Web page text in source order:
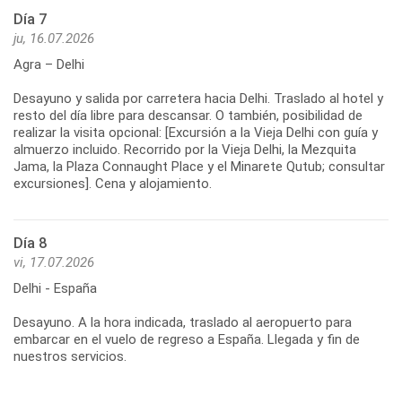
Día 7
ju, 16.07.2026
Agra – Delhi
Desayuno y salida por carretera hacia Delhi. Traslado al hotel y
resto del día libre para descansar. O también, posibilidad de
realizar la visita opcional: [Excursión a la Vieja Delhi con guía y
almuerzo incluido. Recorrido por la Vieja Delhi, la Mezquita
Jama, la Plaza Connaught Place y el Minarete Qutub; consultar
excursiones]. Cena y alojamiento.
Día 8
vi, 17.07.2026
Delhi - España
Desayuno. A la hora indicada, traslado al aeropuerto para
embarcar en el vuelo de regreso a España. Llegada y fin de
nuestros servicios.